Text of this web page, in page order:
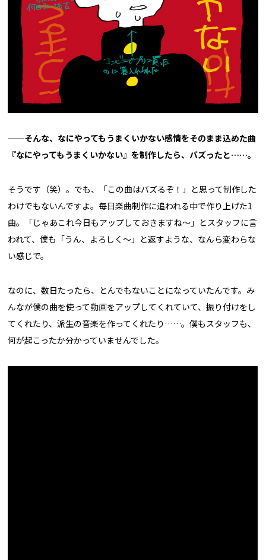
──そんな、なにやってもうまくいかない感情をそのまま込めた曲
『なにやってもうまくいかない』を制作したら、バズったと……。
そうです（笑）。でも、「この曲はバズるぞ！」と思って制作した
わけでもないんですよ。毎日楽曲制作に追われる中で作り上げた1
曲。「じゃあこれ今日もアップしておきますね～」とスタッフに言
われて、僕も「うん、よろしく～」と返すような、なんら変わらな
い感じで。
なのに、数日たったら、とんでもないことになっていたんです。み
んなが僕の曲を使って動画をアップしてくれていて、振り付けをし
てくれたり、派生の音楽を作ってくれたり……。僕もスタッフも、
何が起こったか分かっていませんでした。